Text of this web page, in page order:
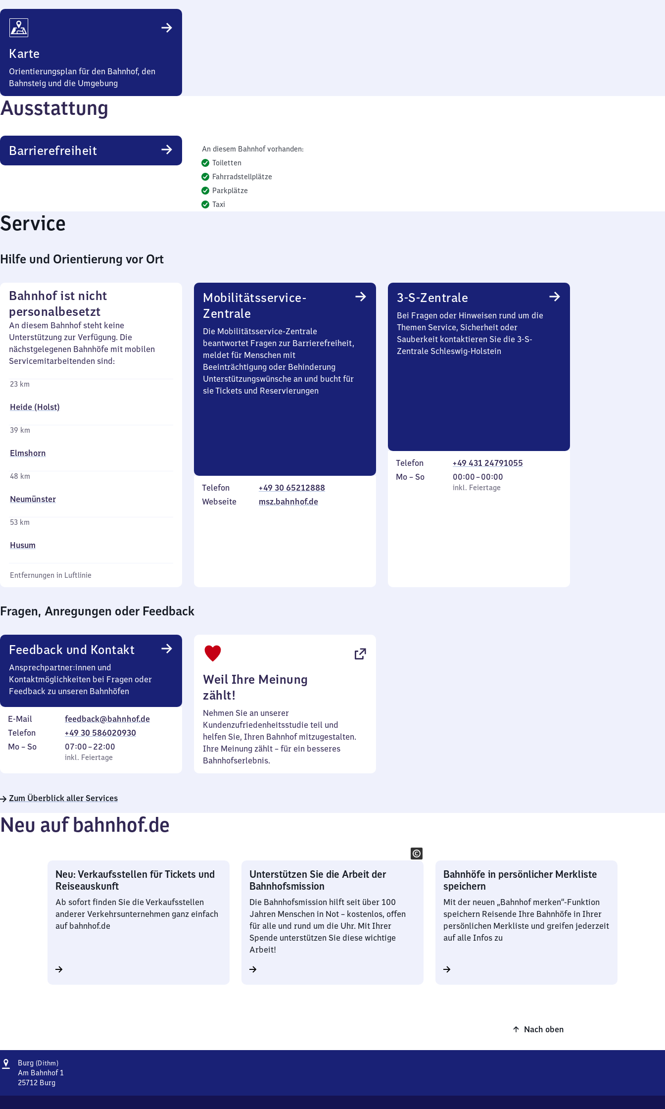
Karte
Orientierungsplan für den Bahnhof, den
Bahnsteig und die Umgebung
Ausstattung
Barrierefreiheit
An diesem Bahnhof vorhanden:
Toiletten
Fahrradstellplätze
Parkplätze
Taxi
Service
Hilfe und Orientierung vor Ort
Bahnhof ist nicht
personalbesetzt
An diesem Bahnhof steht keine
Unterstützung zur Verfügung. Die
nächstgelegenen Bahnhöfe mit mobilen
Servicemitarbeitenden sind:
23 km
Heide (Holst)
39 km
Elmshorn
48 km
Neumünster
53 km
Husum
Entfernungen in Luftlinie
Mobilitätsservice-
Zentrale
Die Mobilitätsservice-Zentrale
beantwortet Fragen zur Barrierefreiheit,
meldet für Menschen mit
Beeinträchtigung oder Behinderung
Unterstützungswünsche an und bucht für
sie Tickets und Reservierungen
Telefon
+49 30 65212888
Webseite
msz.bahnhof.de
3-S-Zentrale
Bei Fragen oder Hinweisen rund um die
Themen Service, Sicherheit oder
Sauberkeit kontaktieren Sie die 3-S-
Zentrale Schleswig-Holstein
Telefon
+49 431 24791055
Montag
Mo – So,
inkl. Feiertage
00:00–00:00
Von
0
inkl. Feiertage
Fragen, Anregungen oder Feedback
Feedback und Kontakt
Ansprechpartner:innen und
Kontaktmöglichkeiten bei Fragen oder
Feedback zu unseren Bahnhöfen
E-Mail
feedback@bahnhof.de
Telefon
+49 30 586020930
Montag
Mo – So,
inkl. Feiertage
07:00–22:00
Von
7
22
inkl. Feiertage
Weil Ihre Meinung
zählt!
Nehmen Sie an unserer
Kundenzufriedenheitsstudie teil und
helfen Sie, Ihren Bahnhof mitzugestalten.
Ihre Meinung zählt – für ein besseres
Bahnhofserlebnis.
Zum Überblick aller Services
Neu auf bahnhof.de
Neu: Verkaufsstellen für Tickets und
Reiseauskunft
Ab sofort finden Sie die Verkaufsstellen
anderer Verkehrsunternehmen ganz einfach
auf bahnhof.de
Unterstützen Sie die Arbeit der
Bahnhofsmission
Die Bahnhofsmission hilft seit über 100
Jahren Menschen in Not – kostenlos, offen
für alle und rund um die Uhr. Mit Ihrer
Spende unterstützen Sie diese wichtige
Arbeit!
Bahnhöfe in persönlicher Merkliste
speichern
Mit der neuen „Bahnhof merken“-Funktion
speichern Reisende Ihre Bahnhöfe in Ihrer
persönlichen Merkliste und greifen jederzeit
auf alle Infos zu
Nach oben
Adresse
Burg (Dithm)Burg
(Dithmarschen)
Am Bahnhof 1
25712 Burg